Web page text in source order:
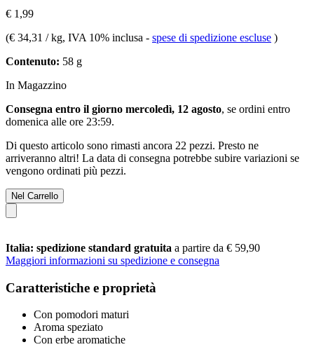
€ 1,99
(€ 34,31 / kg, IVA 10% inclusa - spese di spedizione escluse )
Contenuto: 58 g
In Magazzino
Consegna entro il giorno mercoledì, 12 agosto, se ordini entro
domenica alle ore 23:59.
Di questo articolo sono rimasti ancora 22 pezzi. Presto ne
arriveranno altri! La data di consegna potrebbe subire variazioni se
vengono ordinati più pezzi.
Nel Carrello
Italia: spedizione standard gratuita a partire da € 59,90
Maggiori informazioni su spedizione e consegna
Caratteristiche e proprietà
Con pomodori maturi
Aroma speziato
Con erbe aromatiche